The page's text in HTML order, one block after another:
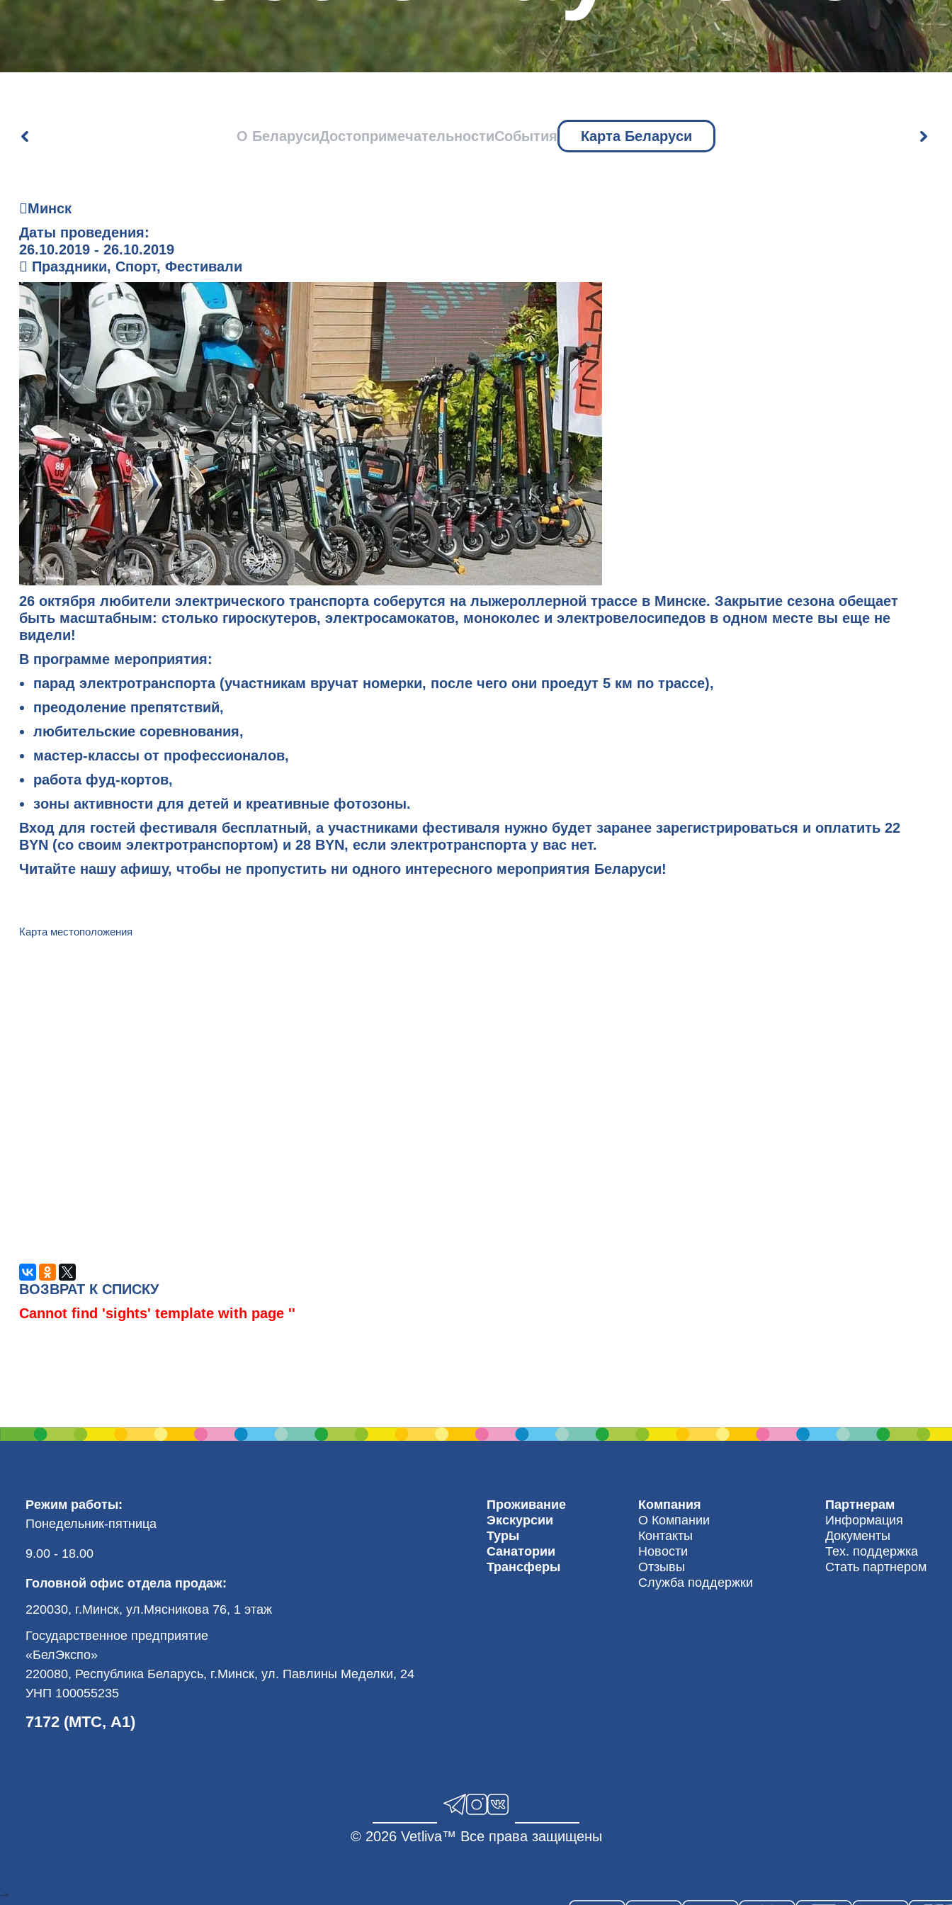
О БеларусиДостопримечательностиСобытия Карта Беларуси
Минск
Даты проведения:
26.10.2019 - 26.10.2019
Праздники, Спорт, Фестивали
26 октября любители электрического транспорта соберутся на лыжероллерной трассе в Минске. Закрытие сезона обещает
быть масштабным: столько гироскутеров, электросамокатов, моноколес и электровелосипедов в одном месте вы еще не
видели!
В программе мероприятия:
парад электротранспорта (участникам вручат номерки, после чего они проедут 5 км по трассе),
преодоление препятствий,
любительские соревнования,
мастер-классы от профессионалов,
работа фуд-кортов,
зоны активности для детей и креативные фотозоны.
Вход для гостей фестиваля бесплатный, а участниками фестиваля нужно будет заранее зарегистрироваться и оплатить 22
BYN (со своим электротранспортом) и 28 BYN, если электротранспорта у вас нет.
Читайте нашу афишу, чтобы не пропустить ни одного интересного мероприятия Беларуси!
Карта местоположения
ВОЗВРАТ К СПИСКУ
Cannot find 'sights' template with page ''
Режим работы:
Понедельник-пятница
9.00 - 18.00
Головной офис отдела продаж:
220030, г.Минск, ул.Мясникова 76, 1 этаж
Государственное предприятие
«БелЭкспо»
220080, Республика Беларусь, г.Минск, ул. Павлины Меделки, 24
УНП 100055235
7172 (МТС, А1)
Проживание
Экскурсии
Туры
Санатории
Трансферы
Компания
О Компании
Контакты
Новости
Отзывы
Служба поддержки
Партнерам
Информация
Документы
Тех. поддержка
Стать партнером
© 2026 Vetliva™ Все права защищены
-->